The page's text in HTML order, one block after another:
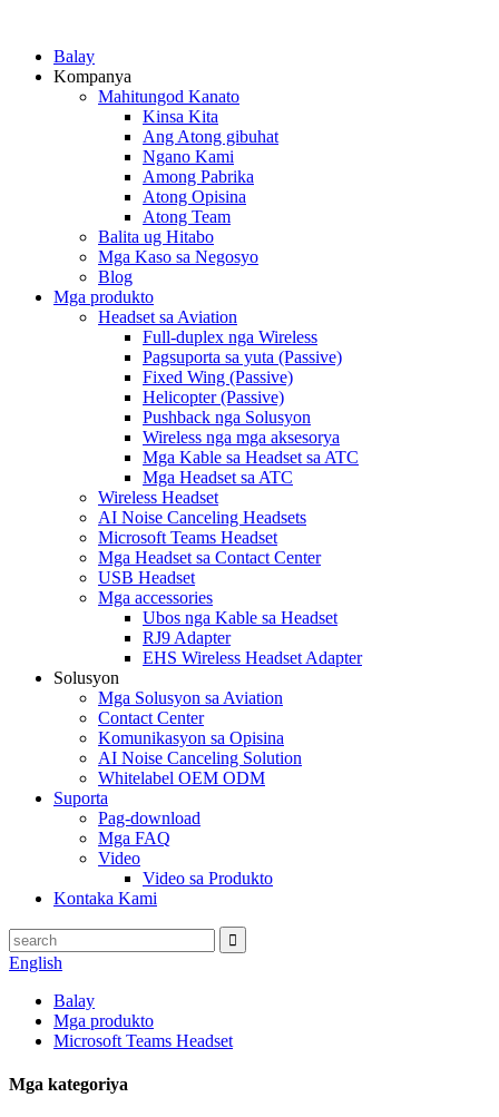
Balay
Kompanya
Mahitungod Kanato
Kinsa Kita
Ang Atong gibuhat
Ngano Kami
Among Pabrika
Atong Opisina
Atong Team
Balita ug Hitabo
Mga Kaso sa Negosyo
Blog
Mga produkto
Headset sa Aviation
Full-duplex nga Wireless
Pagsuporta sa yuta (Passive)
Fixed Wing (Passive)
Helicopter (Passive)
Pushback nga Solusyon
Wireless nga mga aksesorya
Mga Kable sa Headset sa ATC
Mga Headset sa ATC
Wireless Headset
AI Noise Canceling Headsets
Microsoft Teams Headset
Mga Headset sa Contact Center
USB Headset
Mga accessories
Ubos nga Kable sa Headset
RJ9 Adapter
EHS Wireless Headset Adapter
Solusyon
Mga Solusyon sa Aviation
Contact Center
Komunikasyon sa Opisina
AI Noise Canceling Solution
Whitelabel OEM ODM
Suporta
Pag-download
Mga FAQ
Video
Video sa Produkto
Kontaka Kami
English
Balay
Mga produkto
Microsoft Teams Headset
Mga kategoriya